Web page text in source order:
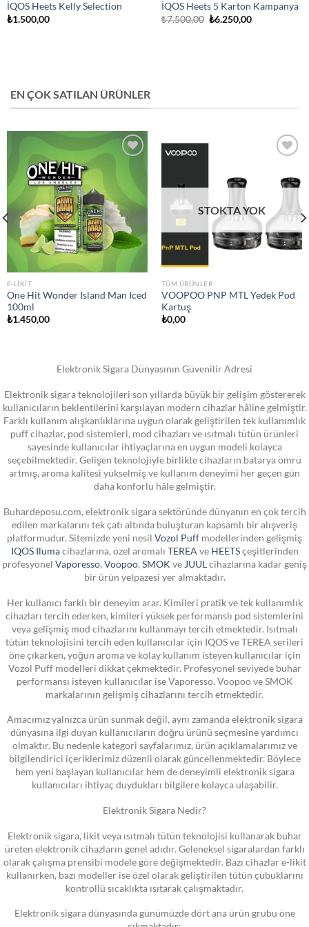
İQOS Heets Kelly Selection
₺1.500,00
İQOS Heets 5 Karton Kampanya
₺7.500,00 Orijinal
₺6.250,00Şu
EN ÇOK SATILAN ÜRÜNLER
wishlist
E-LIKIT
One Hit Wonder Island Man Iced
100ml
₺1.450,00
STOKTA YOK
TÜM ÜRÜNLER
VOOPOO PNP MTL Yedek Pod
Kartuş
₺0,00
Elektronik Sigara Dünyasının Güvenilir Adresi
Elektronik sigara teknolojileri son yıllarda büyük bir gelişim göstererek
kullanıcıların beklentilerini karşılayan modern cihazlar hâline gelmiştir.
Farklı kullanım alışkanlıklarına uygun olarak geliştirilen tek kullanımlık
puff cihazlar, pod sistemleri, mod cihazları ve ısıtmalı tütün ürünleri
sayesinde kullanıcılar ihtiyaçlarına en uygun modeli kolayca
seçebilmektedir. Gelişen teknolojiyle birlikte cihazların batarya ömrü
artmış, aroma kalitesi yükselmiş ve kullanım deneyimi her geçen gün
daha konforlu hâle gelmiştir.
Buhardeposu.com, elektronik sigara sektöründe dünyanın en çok tercih
edilen markalarını tek çatı altında buluşturan kapsamlı bir alışveriş
platformudur. Sitemizde yeni nesil Vozol Puff modellerinden gelişmiş
IQOS Ilumacihazlarına, özel aromalı TEREA ve HEETSçeşitlerinden
profesyonel Vaporesso Voopoo SMOK ve JUUL cihazlarına kadar geniş
bir ürün yelpazesi yer almaktadır.
Her kullanıcı farklı bir deneyim arar. Kimileri pratik ve tek kullanımlık
cihazları tercih ederken, kimileri yüksek performanslı pod sistemlerini
veya gelişmiş mod cihazlarını kullanmayı tercih etmektedir. Isıtmalı
tütün teknolojisini tercih eden kullanıcılar için IQOS ve TEREA serileri
öne çıkarken, yoğun aroma ve kolay kullanım isteyen kullanıcılar için
Vozol Puff modelleri dikkat çekmektedir. Profesyonel seviyede buhar
performansı isteyen kullanıcılar ise Vaporesso, Voopoo ve SMOK
markalarının gelişmiş cihazlarını tercih etmektedir.
Amacımız yalnızca ürün sunmak değil, aynı zamanda elektronik sigara
dünyasına ilgi duyan kullanıcıların doğru ürünü seçmesine yardımcı
olmaktır. Bu nedenle kategori sayfalarımız, ürün açıklamalarımız ve
bilgilendirici içeriklerimiz düzenli olarak güncellenmektedir. Böylece
hem yeni başlayan kullanıcılar hem de deneyimli elektronik sigara
kullanıcıları ihtiyaç duydukları bilgilere kolayca ulaşabilir.
Elektronik Sigara Nedir?
Elektronik sigara, likit veya ısıtmalı tütün teknolojisi kullanarak buhar
üreten elektronik cihazların genel adıdır. Geleneksel sigaralardan farklı
olarak çalışma prensibi modele göre değişmektedir. Bazı cihazlar e-likit
kullanırken, bazı modeller ise özel olarak geliştirilen tütün çubuklarını
kontrollü sıcaklıkta ısıtarak çalışmaktadır.
Elektronik sigara dünyasında günümüzde dört ana ürün grubu öne